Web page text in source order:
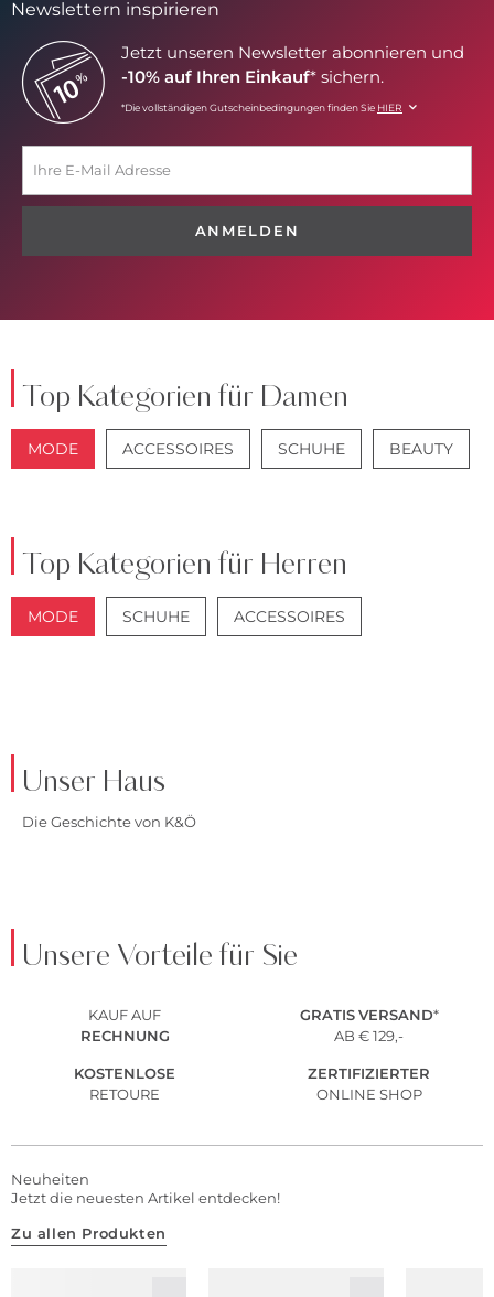
Newslettern inspirieren
Jetzt unseren Newsletter abonnieren und
-10% auf Ihren Einkauf* sichern.
*Die vollständigen Gutscheinbedingungen finden Sie HIER
ANMELDEN
Top Kategorien für Damen
MODE ACCESSOIRES SCHUHE BEAUTY
Top Kategorien für Herren
MODE SCHUHE ACCESSOIRES
Unser Haus
Die Geschichte von K&Ö
Unsere Vorteile für Sie
KAUF AUF
RECHNUNG
GRATIS VERSAND*
AB € 129,-
KOSTENLOSE
RETOURE
ZERTIFIZIERTER
ONLINE SHOP
Neuheiten
Jetzt die neuesten Artikel entdecken!
Zu allen Produkten